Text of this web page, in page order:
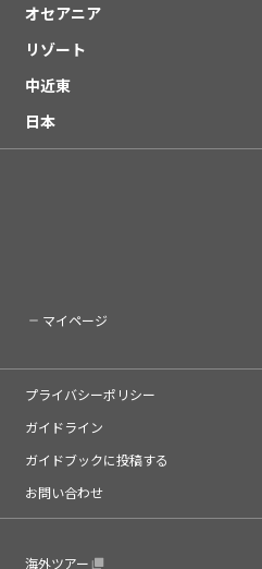
オセアニア
リゾート
中近東
日本
マイページ
プライバシーポリシー
ガイドライン
ガイドブックに投稿する
お問い合わせ
海外ツアー